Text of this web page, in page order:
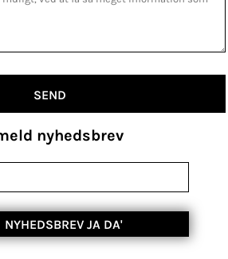
SEND
nyhedsbrev
NYHEDSBREV JA DA'